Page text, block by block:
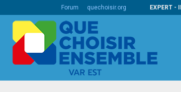
Forum quechoisir.org EXPERT -
barres internationaux